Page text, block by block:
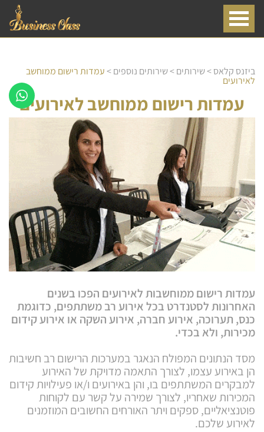
ביזנס קלאס>שירותים>שירותים נוספים>עמדות רישום ממוחשב
לאירועים
עמדות רישום ממוחשב לאירועים
עמדות רישום ממוחשבות לאירועים הפכו בשנים
האחרונות לסטנדרט בכל אירוע רב משתתפים, כדוגמת
כנס, תערוכה, אירוע חברה, אירוע השקה או אירוע קידום
מכירות, ולא בכדי.
מסד הנתונים המפולח הנאגר במערכות הרישום רב חשיבות
הן באירוע עצמו, לצורך התאמה מדויקת של האירוע
למבקרים המשתתפים בו, והן באירועים ו/או פעילויות קידום
המכירות שאחריו, לצורך שמירה על קשר עם לקוחות
פוטנציאליים, ספקים ויתר האורחים החשובים המוזמנים
לאירוע שלכם.